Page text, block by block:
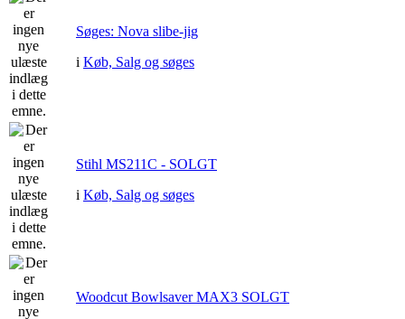
Søges: Nova slibe-jig
i Køb, Salg og søges
Stihl MS211C - SOLGT
i Køb, Salg og søges
Woodcut Bowlsaver MAX3 SOLGT